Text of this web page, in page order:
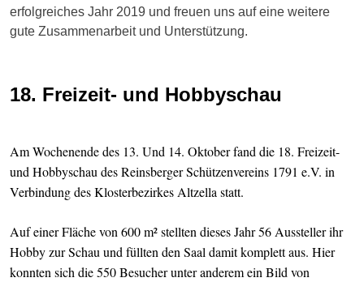
erfolgreiches Jahr 2019 und freuen uns auf eine weitere
gute Zusammenarbeit und Unterstützung.
18. Freizeit- und Hobbyschau
Am Wochenende des 13. Und 14. Oktober fand die 18. Freizeit-
und Hobbyschau des Reinsberger Schützenvereins 1791 e.V. in
Verbindung des Klosterbezirkes Altzella statt.
Auf einer Fläche von 600 m² stellten dieses Jahr 56 Aussteller ihr
Hobby zur Schau und füllten den Saal damit komplett aus. Hier
konnten sich die 550 Besucher unter anderem ein Bild von